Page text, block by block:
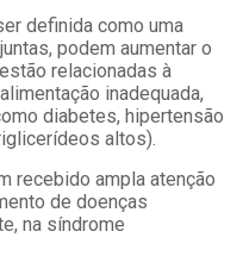
definida como uma
podem aumentar o
relacionadas à
inadequada,
diabetes, hipertensão
altos).
recebido ampla atenção
de doenças
na síndrome